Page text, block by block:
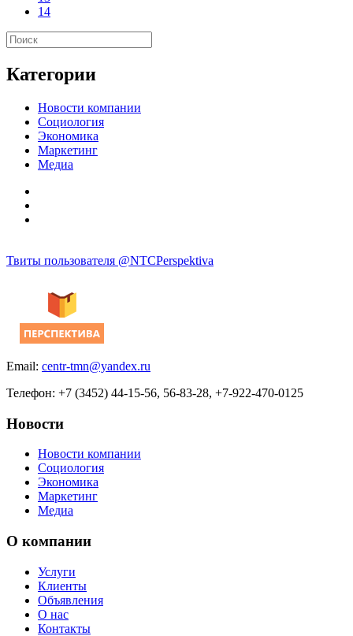
14
Категории
Новости компании
Социология
Экономика
Маркетинг
Медиа
Твиты пользователя @NTCPerspektiva
Email: centr-tmn@yandex.ru
Телефон: +7 (3452) 44-15-56, 56-83-28, +7-922-470-0125
Новости
Новости компании
Социология
Экономика
Маркетинг
Медиа
О компании
Услуги
Клиенты
Объявления
О нас
Контакты